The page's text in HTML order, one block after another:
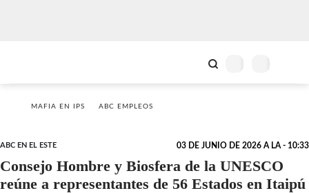
MAFIA EN IPS ABC EMPLEOS
ABC EN EL ESTE 03 DE JUNIO DE 2026 A LA - 10:33
Consejo Hombre y Biosfera de la UNESCO
reúne a representantes de 56 Estados en Itaipú